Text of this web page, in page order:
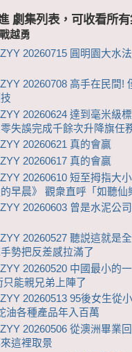
劇集列表，可收看所
越勇
20260715 ‌圓明園大水
20260708 高手在民間!
20260624 達到毫米級
失誤完成千餘次升降旗任
20260621 真的會贏
20260617 真的會贏
20260610 短至拇指大
早晨》 觀衆直呼「如聽仙
20260603 曾是水泥公
20260527 聽説這就是
勢把反差感拉滿了
20260520 中國最小的
只能親兄弟上陣了
20260513 95後女生從
油各種產品年入百萬
20260506 從澳洲畢業
這裡取景